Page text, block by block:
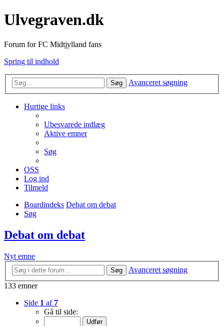
Ulvegraven.dk
Forum for FC Midtjylland fans
Spring til indhold
Søg Avanceret søgning
Hurtige links
Ubesvarede indlæg
Aktive emner
Søg
OSS
Log ind
Tilmeld
Boardindeks Debat om debat
Søg
Debat om debat
Nyt emne
Søg
Avanceret søgning
133 emner
Side 1 af 7
Gå til side: